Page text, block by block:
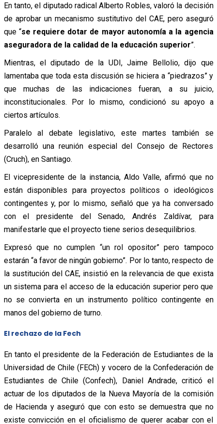
En tanto, el diputado radical Alberto Robles, valoró la decisión
de aprobar un mecanismo sustitutivo del CAE, pero aseguró
que “se requiere dotar de mayor autonomía a la agencia
aseguradora de la calidad de la educación superior”.
Mientras, el diputado de la UDI, Jaime Bellolio, dijo que
lamentaba que toda esta discusión se hiciera a “piedrazos” y
que muchas de las indicaciones fueran, a su juicio,
inconstitucionales. Por lo mismo, condicionó su apoyo a
ciertos artículos.
Paralelo al debate legislativo, este martes también se
desarrolló una reunión especial del Consejo de Rectores
(Cruch), en Santiago.
El vicepresidente de la instancia, Aldo Valle, afirmó que no
están disponibles para proyectos políticos o ideológicos
contingentes y, por lo mismo, señaló que ya ha conversado
con el presidente del Senado, Andrés Zaldívar, para
manifestarle que el proyecto tiene serios desequilibrios.
Expresó que no cumplen “un rol opositor” pero tampoco
estarán “a favor de ningún gobierno”. Por lo tanto, respecto de
la sustitución del CAE, insistió en la relevancia de que exista
un sistema para el acceso de la educación superior pero que
no se convierta en un instrumento político contingente en
manos del gobierno de turno.
El rechazo de la Fech
En tanto el presidente de la Federación de Estudiantes de la
Universidad de Chile (FECh) y vocero de la Confederación de
Estudiantes de Chile (Confech), Daniel Andrade, criticó el
actuar de los diputados de la Nueva Mayoría de la comisión
de Hacienda y aseguró que con esto se demuestra que no
existe convicción en el oficialismo de querer acabar con el